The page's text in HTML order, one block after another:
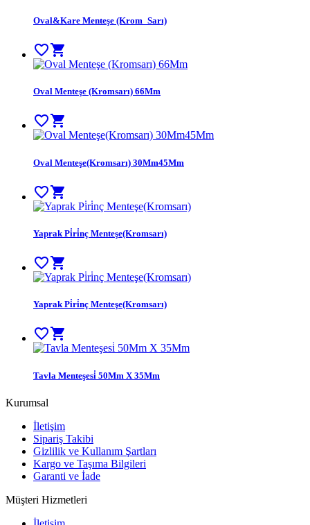
Oval&Kare Menteşe (Krom_Sarı)
favorite_bordershopping_cart
Oval Menteşe (Kromsarı) 66Mm
favorite_bordershopping_cart
Oval Menteşe(Kromsarı) 30Mm45Mm
favorite_bordershopping_cart
Yaprak Pi̇ri̇nç Menteşe(Kromsarı)
favorite_bordershopping_cart
Yaprak Pi̇ri̇nç Menteşe(Kromsarı)
favorite_border shopping_cart
Tavla Menteşesi̇ 50Mm X 35Mm
Kurumsal
İletişim
Sipariş Takibi
Gizlilik ve Kullanım Şartları
Kargo ve Taşıma Bilgileri
Garanti ve İade
Müşteri Hizmetleri